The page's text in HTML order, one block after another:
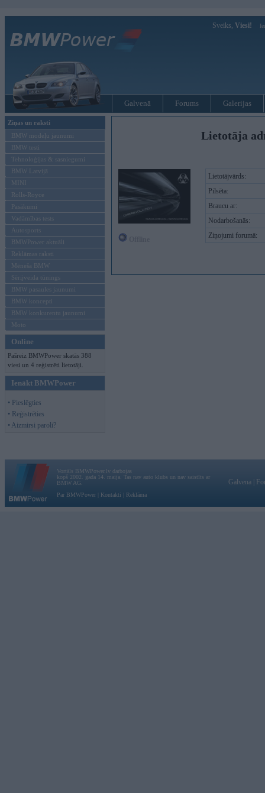
Sveiks, Viesi!
Galvenā Forums Galerijas
Ziņas un raksti
BMW modeļu jaunumi
BMW testi
Tehnoloģijas & sasniegumi
BMW Latvijā
MINI
Rolls-Royce
Pasākumi
Vadāmības tests
Autosports
BMWPower aktuāli
Reklāmas raksti
Mēneša BMW
Sērijveida tūnings
BMW pasaules jaunumi
BMW koncepti
BMW konkurentu jaunumi
Moto
Online
Pašreiz BMWPower skatās 388
viesi un 4 reģistrēti lietotāji.
Ienākt BMWPower
• Pieslēgties
• Reģistrēties
• Aizmirsi paroli?
Lietotāja
Lietotājvārds:
Pilsēta:
Braucu ar:
Nodarbošanās:
Ziņojumi forumā:
Vortāls BMWPower.lv darbojas
kopš 2002. gada 14. maija. Tas nav auto klubs un nav saistīts ar
BMW AG.
Par BMWPower
Kontakti Reklāma
Galvena